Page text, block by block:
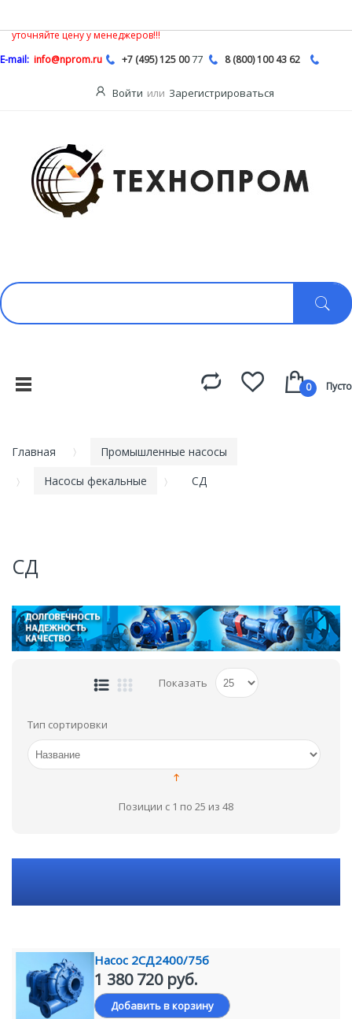
уточняйте цену у менеджеров!!!
E-mail: info@nprom.ru +7 (495) 125 0077 8 (800) 100 43 62
Войти или Зарегистрироваться
0 Пусто
Главная
Промышленные насосы
Насосы фекальные
СД
СД
Показать
Тип сортировки
Позиции с 1 по 25 из 48
Насос 2СД2400/75б
1 380 720 руб.
Добавить в корзину